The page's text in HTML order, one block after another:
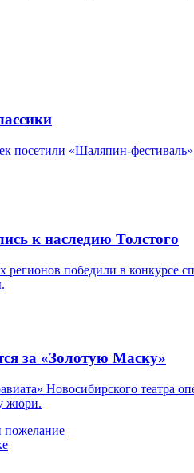
посетили «Шаляпин-
к наследию Толстого
регионов победили в конкурсе
за «Золотую Маску»
Новосибирского театра
жюри.
пожелание